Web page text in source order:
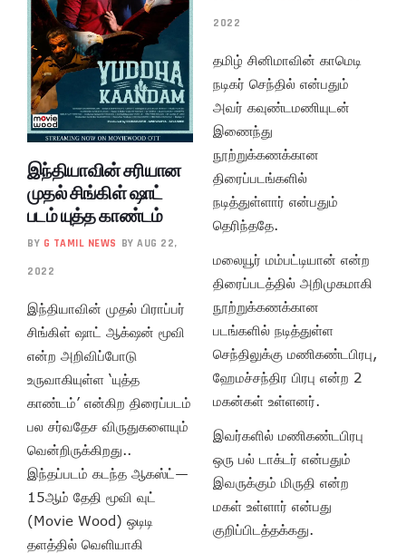
இந்தியாவின் சரியான
முதல் சிங்கிள் ஷாட்
படம் யுத்த காண்டம்
BY G TAMIL NEWS BY AUG 22,
2022
இந்தியாவின் முதல் பிராப்பர்
சிங்கிள் ஷாட் ஆக்‌ஷன் மூவி
என்ற அறிவிப்போடு
உருவாகியுள்ள ‘யுத்த
காண்டம்’ என்கிற திரைப்படம்
பல சர்வதேச விருதுகளையும்
வென்றிருக்கிறது..
இந்தப்படம் கடந்த ஆகஸ்ட்—
15ஆம் தேதி மூவி வுட்
(Movie Wood) ஒடிடி
தளத்தில் வெளியாகி
2022
தமிழ் சினிமாவின் காமெடி
நடிகர் செந்தில் என்பதும்
அவர் கவுண்டமணியுடன்
இணைந்து
நூற்றுக்கணக்கான
திரைப்படங்களில்
நடித்துள்ளார் என்பதும்
தெரிந்ததே.
மலையூர் மம்பட்டியான் என்ற
திரைப்படத்தில் அறிமுகமாகி
நூற்றுக்கணக்கான
படங்களில் நடித்துள்ள
செந்திலுக்கு மணிகண்டபிரபு,
ஹேமச்சந்திர பிரபு என்ற 2
மகன்கள் உள்ளனர்.
இவர்களில் மணிகண்டபிரபு
ஒரு பல் டாக்டர் என்பதும்
இவருக்கும் மிருதி என்ற
மகள் உள்ளார் என்பது
குறிப்பிடத்தக்கது.